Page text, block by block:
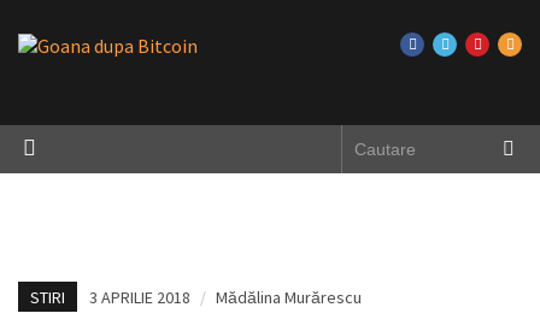
STIRI 3 APRILIE 2018 / Mădălina Murărescu